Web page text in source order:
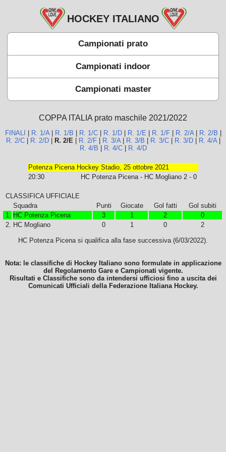
HOCKEY ITALIANO
Campionati prato
Campionati indoor
Campionati master
COPPA ITALIA prato maschile 2021/2022
FINALI R. 1/A| R. 1/B R. 1/C| R. 1/D| R. 1/E R. 1/F| R. 2/A| R. 2/B
R. 2/C| R. 2/D| R. 2/E| R. 2/F| R. 3/A| R. 3/B R. 3/C| R. 3/D| R. 4/A|
R. 4/B
R. 4/C| R. 4/D
Potenza Picena Hockey Stadio, 25 ottobre 2021
20:30
HC Potenza Picena - HC Mogliano 2 - 0
CLASSIFICA UFFICIALE
Squadra
Punti Giocate Gol fatti
Gol subiti
1.
HC Potenza Picena 3 1 2
0
2. HC Mogliano 0 1 0 2
HC Potenza Picena si qualifica alla fase successiva (6/03/2022).
Nota: le classifiche di Hockey Italiano sono formulate in applicazione
del Regolamento Gare e Campionati vigente.
Risultati e Classifiche sono da intendersi ufficiosi fino a uscita dei
Comunicati Ufficiali della Federazione Italiana Hockey.